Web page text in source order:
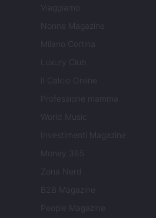
Viaggiamo
Nonne Magazine
Milano Cortina
Luxury Club
Il Calcio Online
Professione mamma
World Music
Investimenti Magazine
Money 365
Zona Nerd
B2B Magazine
People Magazine